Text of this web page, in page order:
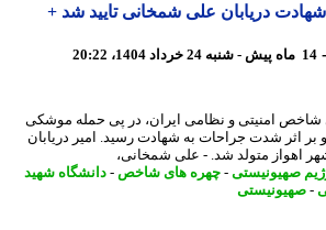
دریابان علی شمخانی تایید شد +
امنیتی و نظامی ایران، در پی حمله موشکی
شدت جراحات به شهادت رسید. امیر دریابان
-چهره های شاخص-دانشگاه شهید